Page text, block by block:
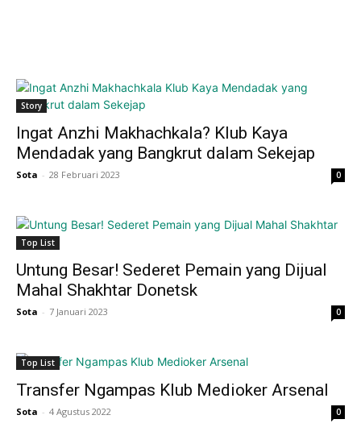
Story
Ingat Anzhi Makhachkala? Klub Kaya
Mendadak yang Bangkrut dalam Sekejap
Sota - 28 Februari 2023 0
Top List
Untung Besar! Sederet Pemain yang Dijual
Mahal Shakhtar Donetsk
Sota - 7 Januari 2023 0
Top List
Transfer Ngampas Klub Medioker Arsenal
Sota - 4 Agustus 2022 0